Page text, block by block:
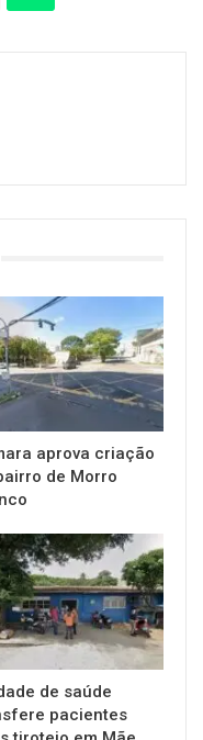
aprova criação
de Morro
de saúde
pacientes